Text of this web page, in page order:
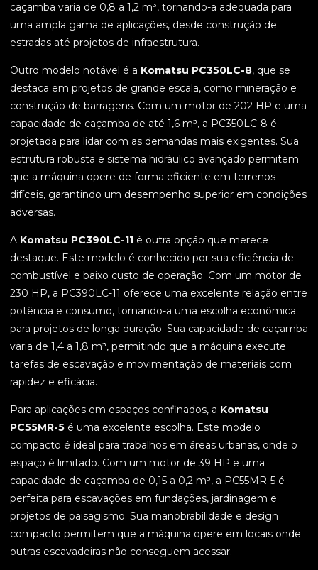
caçamba varia de 0,8 a 1,2 m³, tornando-a adequada para
uma ampla gama de aplicações, desde construção de
estradas até projetos de infraestrutura.
Outro modelo notável é a Komatsu PC350LC-8, que se
destaca em projetos de grande escala, como mineração e
construção de barragens. Com um motor de 202 HP e uma
capacidade de caçamba de até 1,6 m³, a PC350LC-8 é
projetada para lidar com as demandas mais exigentes. Sua
estrutura robusta e sistema hidráulico avançado permitem
que a máquina opere de forma eficiente em terrenos
difíceis, garantindo um desempenho superior em condições
adversas.
A Komatsu PC390LC-11 é outra opção que merece
destaque. Este modelo é conhecido por sua eficiência de
combustível e baixo custo de operação. Com um motor de
230 HP, a PC390LC-11 oferece uma excelente relação entre
potência e consumo, tornando-a uma escolha econômica
para projetos de longa duração. Sua capacidade de caçamba
varia de 1,4 a 1,8 m³, permitindo que a máquina execute
tarefas de escavação e movimentação de materiais com
rapidez e eficácia.
Para aplicações em espaços confinados, a Komatsu
PC55MR-5 é uma excelente escolha. Este modelo
compacto é ideal para trabalhos em áreas urbanas, onde o
espaço é limitado. Com um motor de 39 HP e uma
capacidade de caçamba de 0,15 a 0,2 m³, a PC55MR-5 é
perfeita para escavações em fundações, jardinagem e
projetos de paisagismo. Sua manobrabilidade e design
compacto permitem que a máquina opere em locais onde
outras escavadeiras não conseguem acessar.